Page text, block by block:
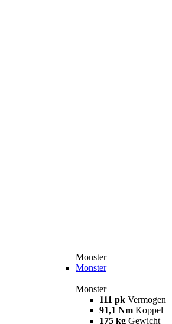
Monster
Monster
Monster
111 pk Vermogen
91,1 Nm Koppel
175 kg Gewicht